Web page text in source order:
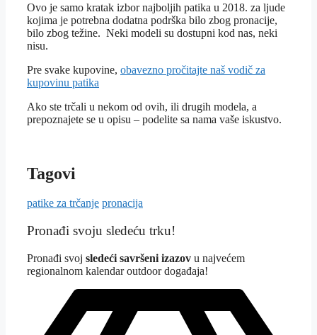
Ovo je samo kratak izbor najboljih patika u 2018. za ljude
kojima je potrebna dodatna podrška bilo zbog pronacije,
bilo zbog težine. Neki modeli su dostupni kod nas, neki
nisu.
Pre svake kupovine, obavezno pročitajte naš vodič za
kupovinu patika
Ako ste trčali u nekom od ovih, ili drugih modela, a
prepoznajete se u opisu – podelite sa nama vaše iskustvo.
Tagovi
patike za trčanje pronacija
Pronađi svoju sledeću trku!
Pronađi svoj sledeći savršeni izazov u najvećem
regionalnom kalendar outdoor događaja!